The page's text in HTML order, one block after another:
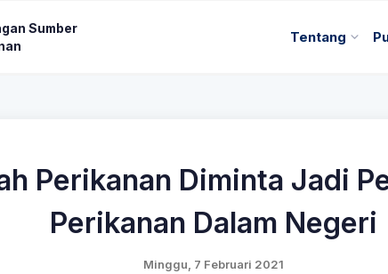
Sumber
Tentang
Perikanan Diminta Jadi
Perikanan Dalam Negeri
Minggu, 7 Februari 2021